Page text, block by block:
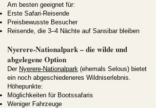
Am besten geeignet für:
Erste Safari-Reisende
Preisbewusste Besucher
Reisende, die 3–4 Nächte auf Sansibar bleiben
Nyerere-Nationalpark – die wilde und
abgelegene Option
Der Nyerere-Nationalpark (ehemals Selous) bietet
ein noch abgeschiedeneres Wildniserlebnis.
Höhepunkte:
Möglichkeiten für Bootssafaris
Weniger Fahrzeuge